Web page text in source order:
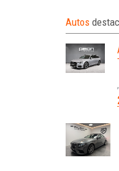
Autos